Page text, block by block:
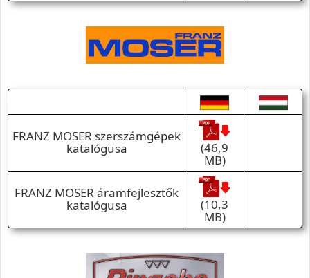
FRANZ MOSER szerszámgépek
katalógusa (46,9
MB)
FRANZ MOSER áramfejlesztők
katalógusa (10,3
MB)